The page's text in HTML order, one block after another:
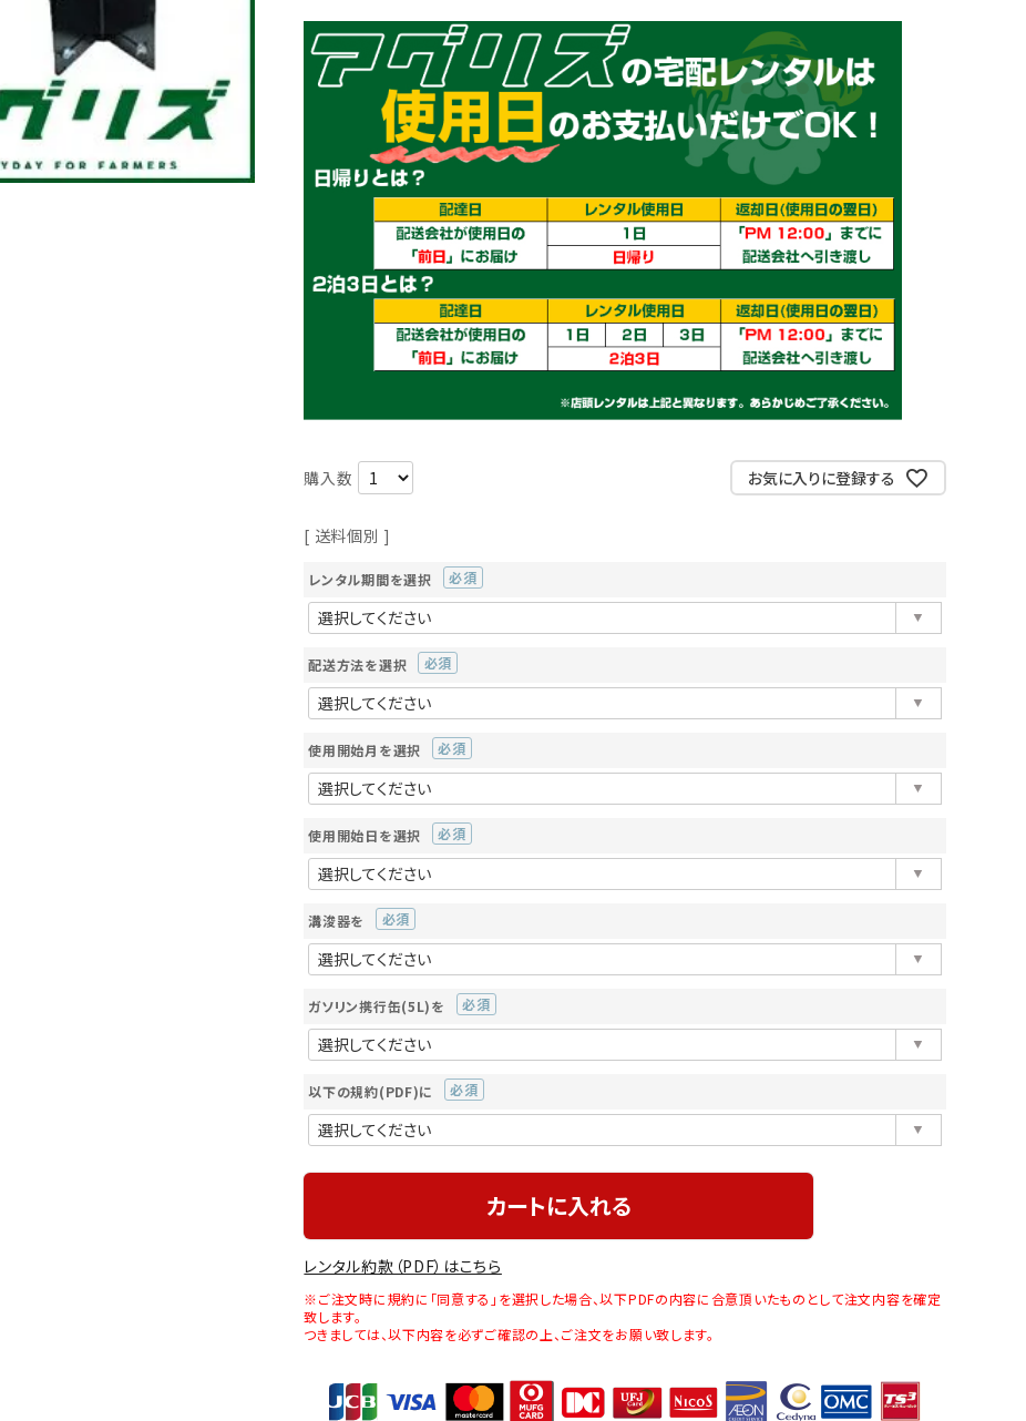
お気に入りに登録する
送料個別
レンタル期間を選択
(必
配送方法を選択
(必
須)
使用開始月を選択
(必
使用開始日を選択
(必
溝浚器を
(必
須)
ガソリン携行缶(5L)を
(必
以下の規約(PDF)に
(必
カートに入れる
レンタル約款（PDF）はこちら
※ご注文時に規約に「同意する」を選択した場合、以下PDFの内容に合意頂いたものとして注文内容を確定
致します。
つきましては、以下内容を必ずご確認の上、ご注文をお願い致します。